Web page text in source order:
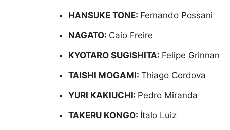
HANSUKE TONE: Fernando Possani
NAGATO: Caio Freire
KYOTARO SUGISHITA: Felipe Grinnan
TAISHI MOGAMI: Thiago Cordova
YURI KAKIUCHI: Pedro Miranda
TAKERU KONGO: Ítalo Luiz